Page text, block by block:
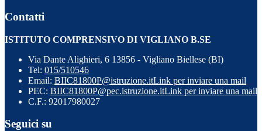
Contatti
ISTITUTO COMPRENSIVO DI VIGLIANO B.SE
Via Dante Alighieri, 6 13856 - Vigliano Biellese (BI)
Tel: 015/510546
Email: BIIC81800P@istruzione.itLink per inviare una mail
PEC: BIIC81800P@pec.istruzione.itLink per inviare una mail
C.F.: 92017980027
Seguici su